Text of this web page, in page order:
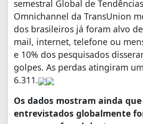
semestral Global de
Omnichannel da TransUnion
dos brasileiros já foram alvo
mail, internet, telefone ou
e 10% dos pesquisados
golpes. As perdas atingiram
6.311.
Os dados mostram ainda que
entrevistados globalmente